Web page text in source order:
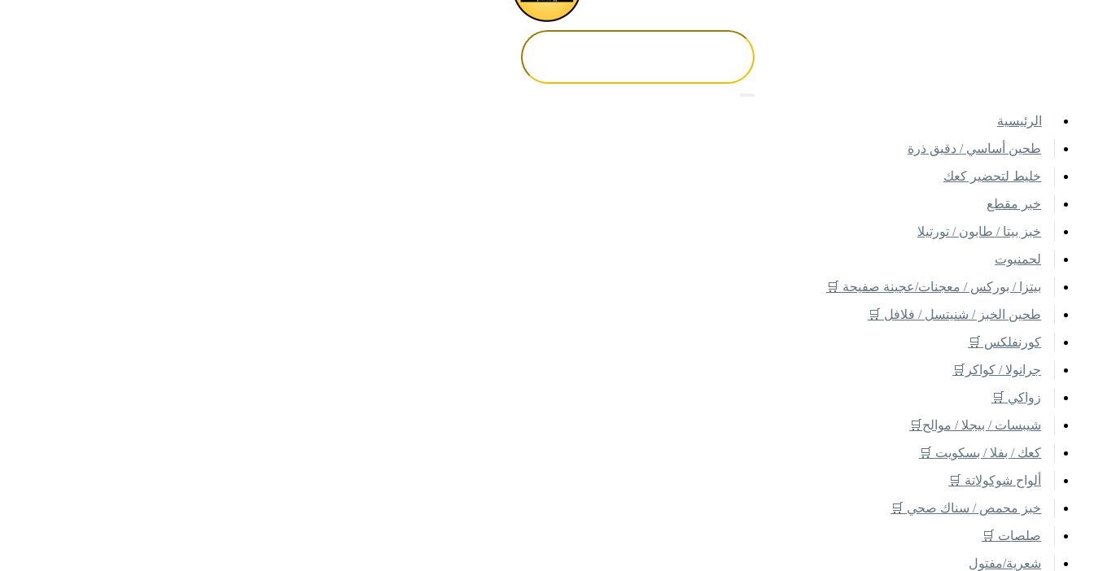
اﻟﺮﺋﻴﺴﻴﺔ
طحين أساسي / دقيق ذرة
خليط لتحضير كعك
خبر مقطع
خبز بيتا / طابون / تورتيلا
لحمنيوت
بيتزا / بوركس / معجنات/عجينة صفيحة 🛒
طحين الخبز / شنيتسل / فلافل 🛒
كورنفلكس 🛒
جرانولا / كواكر🛒
زواكي 🛒
شيبسات / بيجلا / موالح🛒
كعك / بفلا / بسكويت 🛒
ألواح شوكولاتة 🛒
خبز محمص / سناك صحي 🛒
صلصات 🛒
شعرية/مفتول